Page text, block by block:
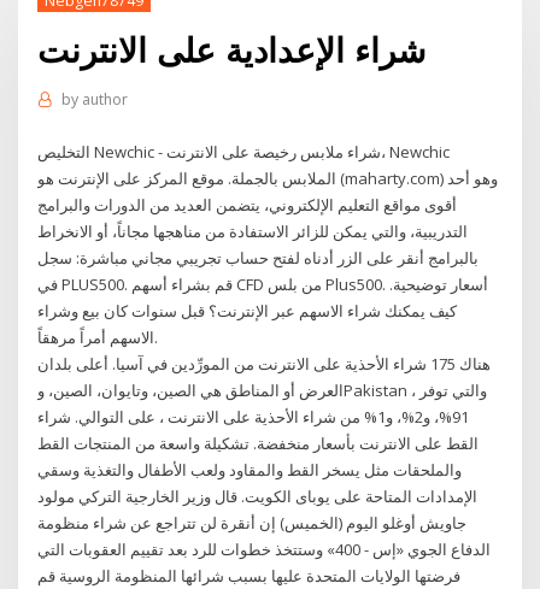
شراء الإعدادية على الانترنت
by author
التخليص Newchic - شراء ملابس رخيصة على الانترنت، Newchic
الملابس بالجملة. موقع المركز على الإنترنت هو (maharty.com) وهو أحد
أقوى مواقع التعليم الإلكتروني، يتضمن العديد من الدورات والبرامج
التدريبية، والتي يمكن للزائر الاستفادة من مناهجها مجاناً، أو الانخراط
بالبرامج أنقر على الزر أدناه لفتح حساب تجريبي مجاني مباشرة: سجل
في PLUS500. قم بشراء أسهم CFD من بلس Plus500. أسعار توضيحية.
كيف يمكنك شراء الاسهم عبر الإنترنت؟ قبل سنوات كان بيع وشراء
الاسهم أمراً مرهقاً.
هناك 175 شراء الأحذية على الانترنت من المورِّدين في آسيا. أعلى بلدان
العرض أو المناطق هي الصين، وتايوان، الصين، وPakistan ، والتي توفر
91%، و2%، و1% من شراء الأحذية على الانترنت ، على التوالي. شراء
القط على الانترنت بأسعار منخفضة. تشكيلة واسعة من المنتجات القط
والملحقات مثل يسخر القط والمقاود ولعب الأطفال والتغذية وسقي
الإمدادات المتاحة على يوباى الكويت. قال وزير الخارجية التركي مولود
جاويش أوغلو اليوم (الخميس) إن أنقرة لن تتراجع عن شراء منظومة
الدفاع الجوي «إس - 400» وستتخذ خطوات للرد بعد تقييم العقوبات التي
فرضتها الولايات المتحدة عليها بسبب شرائها المنظومة الروسية قم